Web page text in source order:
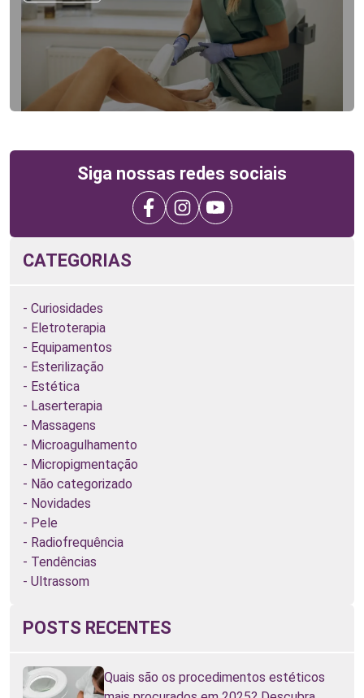
Siga nossas redes sociais
CATEGORIAS
Curiosidades
Eletroterapia
Equipamentos
Esterilização
Estética
Laserterapia
Massagens
Microagulhamento
Micropigmentação
Não categorizado
Novidades
Pele
Radiofrequência
Tendências
Ultrassom
POSTS RECENTES
Quais são os procedimentos estéticos